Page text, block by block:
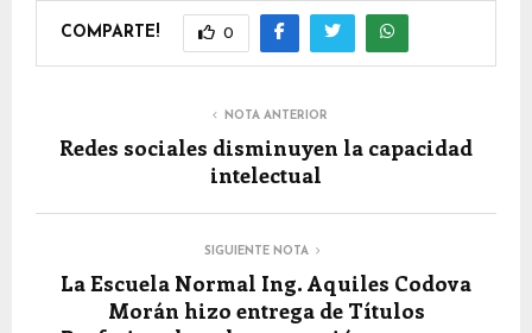
COMPARTE! 0
NOTA ANTERIOR
Redes sociales disminuyen la capacidad
intelectual
SIGUIENTE NOTA
La Escuela Normal Ing. Aquiles Codova
Morán hizo entrega de Títulos